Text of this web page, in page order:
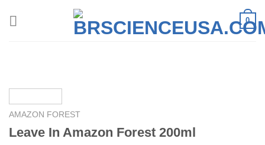
0
AMAZON FOREST
Leave In Amazon Forest 200ml